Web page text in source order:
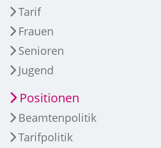
Tarif
Frauen
Senioren
Jugend
Positionen
Beamtenpolitik
Tarifpolitik